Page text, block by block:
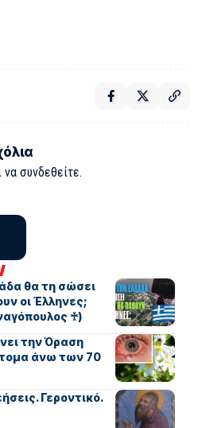
να συνδεθείτε.
θα τη σώσει
οι Έλληνες;
♰)
την Όραση
άνω των 70
Γεροντικό.